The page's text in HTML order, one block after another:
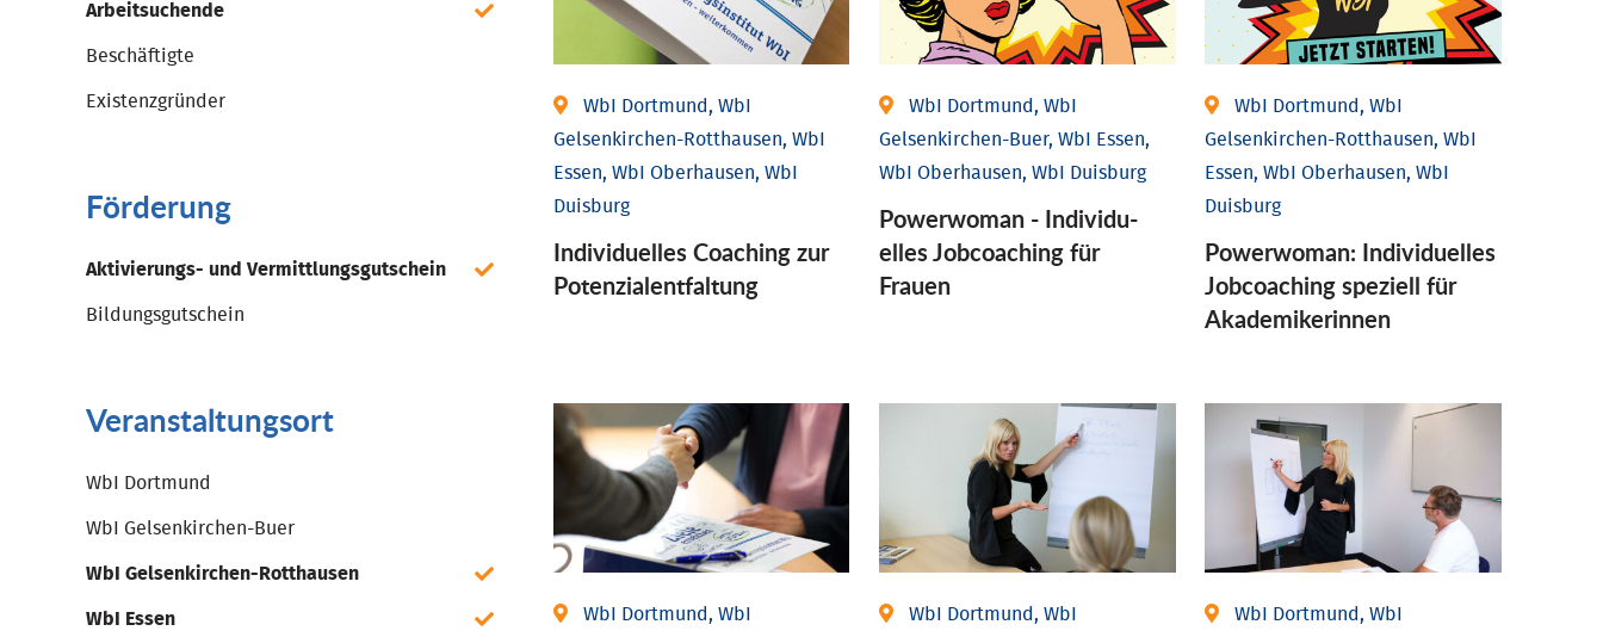
Arbeitsuchende
Beschäftigte
Existenzgründer
Förderung
Aktivierungs- und Vermittlungsgutschein
Bildungsgutschein
Veranstaltungsort
WbI Dortmund
WbI Gelsenkirchen-Buer
WbI Gelsenkirchen-Rotthausen
WbI Essen
WbI Dortmund, WbI
Gelsenkirchen-Rotthausen, WbI
Essen, WbI Oberhausen, WbI
Duisburg
Individuelles Coaching zur
Potenzialentfaltung
WbI Dortmund, WbI
Gelsenkirchen-Buer, WbI Essen,
WbI Oberhausen, WbI Duisburg
Powerwoman - Individu­
elles Job­coaching für
Frauen
WbI Dortmund, WbI
Gelsenkirchen-Rotthausen, WbI
Essen, WbI Oberhausen, WbI
Duisburg
Powerwoman: Individu­elles
Job­coaching speziell für
Aka­demiker­innen
WbI Dortmund, WbI
WbI Dortmund, WbI
WbI Dortmund, WbI